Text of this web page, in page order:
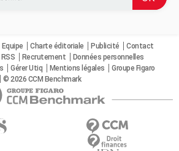
Equipe Charte éditoriale Publicité
Contact
RSS Recrutement
Données personnelles
Gérer Utiq Mentions légales
Groupe Figaro
© 2026 CCM Benchmark